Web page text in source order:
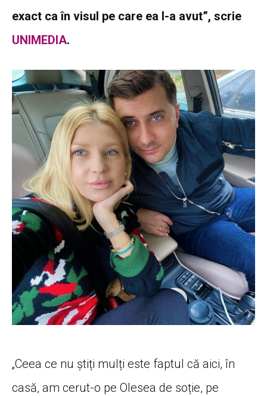
exact ca în visul pe care ea l-a avut”, scrie
UNIMEDIA.
„Ceea ce nu știți mulți este faptul că aici, în
casă, am cerut-o pe Olesea de soție, pe